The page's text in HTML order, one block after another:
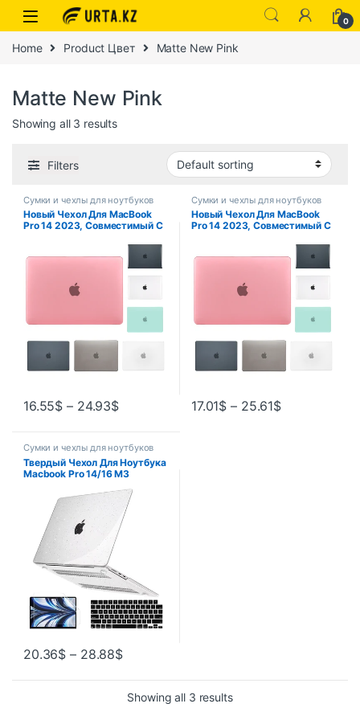
0
Home Product Цвет Matte New Pink
Matte New Pink
Showing all 3 results
Filters
Сумки и чехлы для ноутбуков
Новый Чехол Для MacBook
Pro 14 2023, Совместимый С
13,6 15, Сменный Чехол Для
Ноутбука Из ПВХ
16.55$ – 24.93$
Сумки и чехлы для ноутбуков
Новый Чехол Для MacBook
Pro 14 2023, Совместимый С
13,6 15, Чехол Для Ноутбука
Из ПВХ
17.01$ – 25.61$
Сумки и чехлы для ноутбуков
Твердый Чехол Для Ноутбука
Macbook Pro 14/16 M3
Air 15, Унисекс
20.36$ – 28.88$
Showing all 3 results